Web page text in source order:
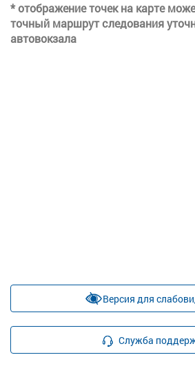
* отображение точек на карте
точный маршрут следования
автовокзала
Версия для
Служба